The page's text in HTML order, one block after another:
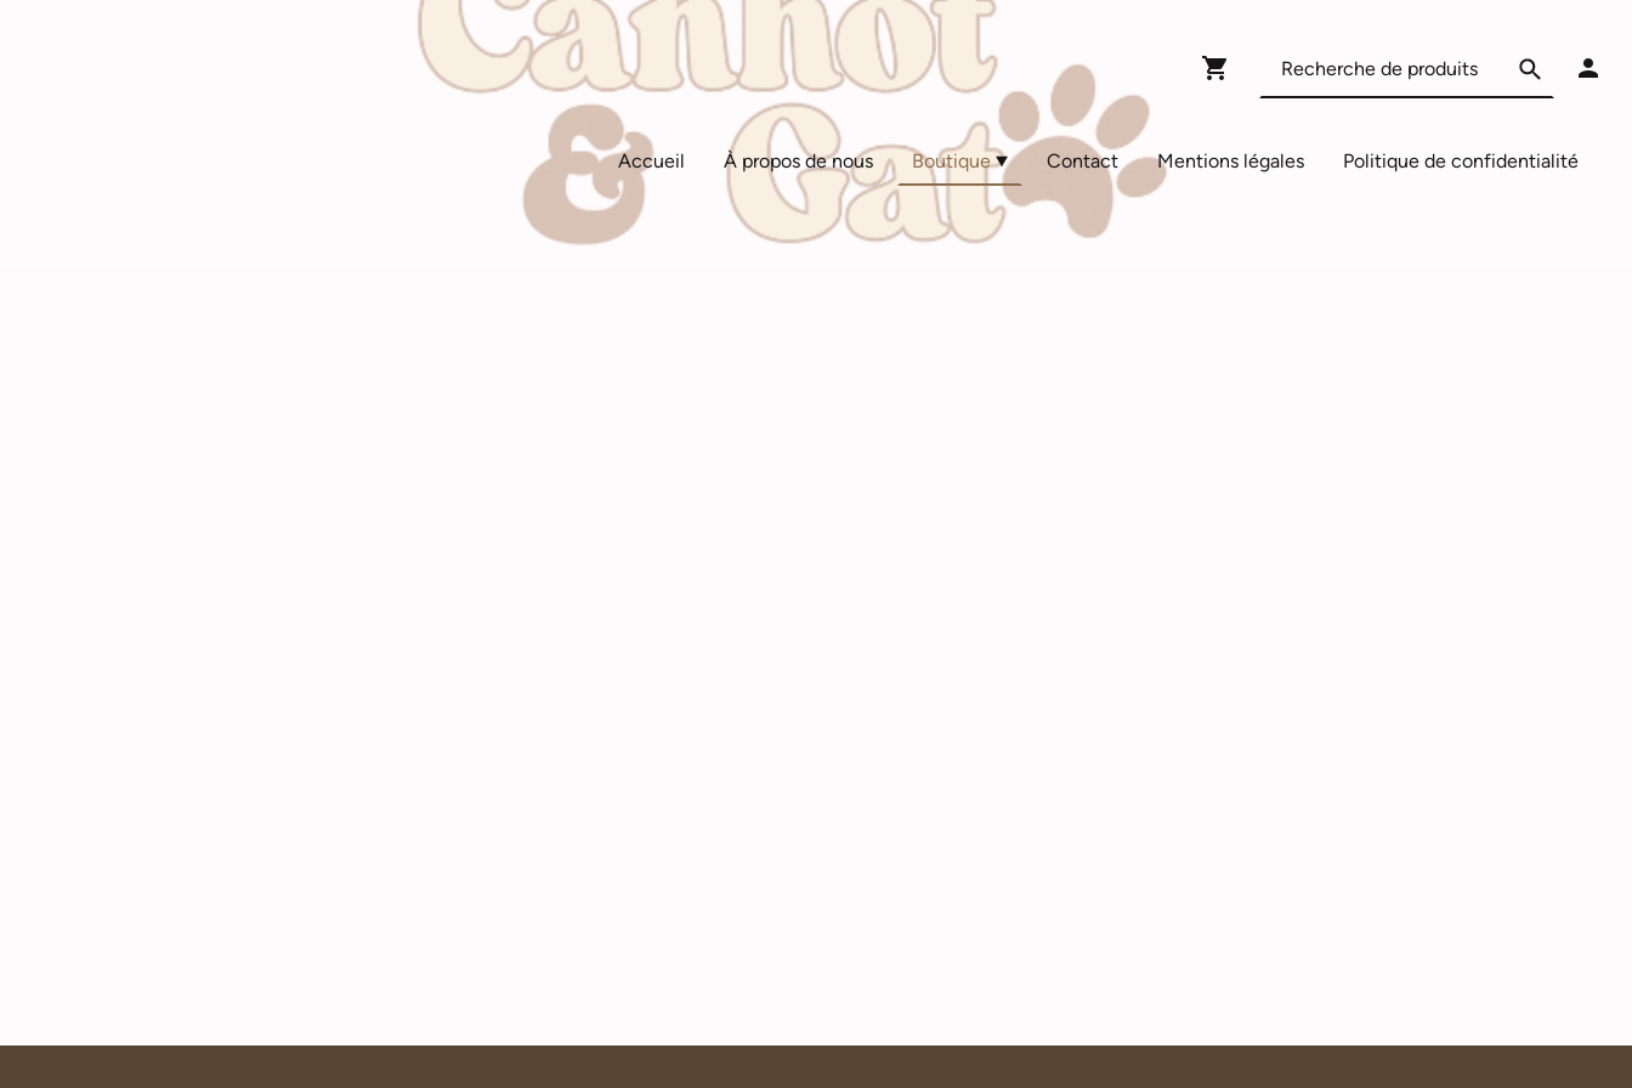
Accueil À propos de nous Boutique Contact Mentions légales Politique de confidentialité